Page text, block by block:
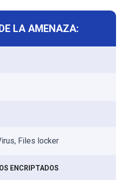
LA AMENAZA:
Files locker
ENCRIPTADOS